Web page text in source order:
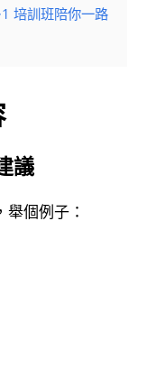
培訓班陪你一路
議
個例子：